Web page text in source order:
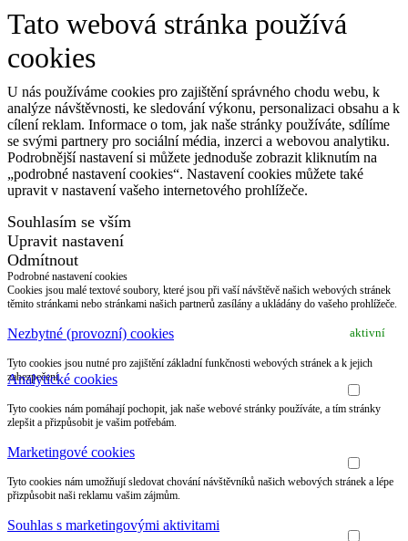
Tato webová stránka používá
cookies
U nás používáme cookies pro zajištění správného chodu webu, k
analýze návštěvnosti, ke sledování výkonu, personalizaci obsahu a k
cílení reklam. Informace o tom, jak naše stránky používáte, sdílíme
se svými partnery pro sociální média, inzerci a webovou analytiku.
Podrobnější nastavení si můžete jednoduše zobrazit kliknutím na
„podrobné nastavení cookies“. Nastavení cookies můžete také
upravit v nastavení vašeho internetového prohlížeče.
Souhlasím se vším
Upravit nastavení
Odmítnout
Podrobné nastavení cookies
Cookies jsou malé textové soubory, které jsou při vaší návštěvě našich webových stránek
těmito stránkami nebo stránkami našich partnerů zasílány a ukládány do vašeho prohlížeče.
Nezbytné (provozní) cookies aktivní
Tyto cookies jsou nutné pro zajištění základní funkčnosti webových stránek a k jejich
zabezpečení.
Analytické cookies
Tyto cookies nám pomáhají pochopit, jak naše webové stránky používáte, a tím stránky
zlepšit a přizpůsobit je vašim potřebám.
Marketingové cookies
Tyto cookies nám umožňují sledovat chování návštěvníků našich webových stránek a lépe
přizpůsobit naši reklamu vašim zájmům.
Souhlas s marketingovými aktivitami